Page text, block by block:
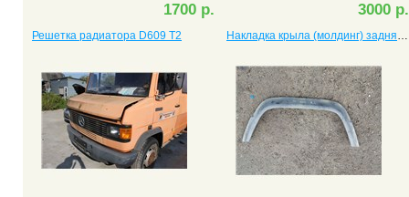
1700 р. 3000 р.
Решетка радиатора D609 T2 Накладка крыла (молдинг) задняя левая D609 T2